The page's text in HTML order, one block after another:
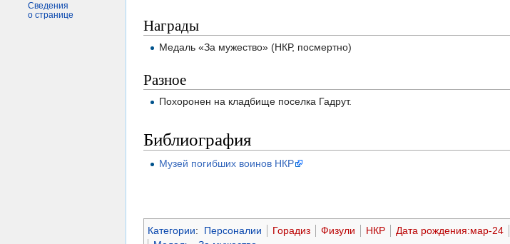
Награды
Медаль «За мужество» (НКР, посмертно)
Разное
Похоронен на кладбище поселка Гадрут.
Библиография
Музей погибших воинов НКР
Категории: Персоналии Горадиз Физули НКР Дата рождения:мар-24
Сведения
о странице